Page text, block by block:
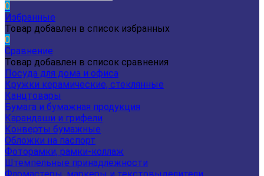
0
Избранные
Товар добавлен в список избранных
0
Сравнение
Товар добавлен в список сравнения
Посуда для дома и офиса
Кружки керамические, стеклянные
Канцтовары
Бумага и бумажная продукция
Карандаши и грифели
Конверты бумажные
Обложки на паспорт
Фоторамки, рамки-коллаж
Штемпельные принадлежности